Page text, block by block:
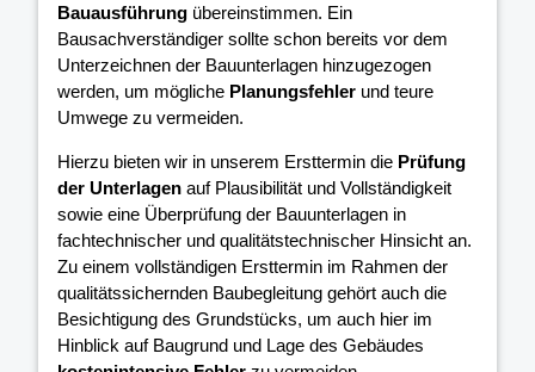
Bauausführung übereinstimmen. Ein
Bausachverständiger sollte schon bereits vor dem
Unterzeichnen der Bauunterlagen hinzugezogen
werden, um mögliche Planungsfehler und teure
Umwege zu vermeiden.
Hierzu bieten wir in unserem Ersttermin die Prüfung
der Unterlagen auf Plausibilität und Vollständigkeit
sowie eine Überprüfung der Bauunterlagen in
fachtechnischer und qualitätstechnischer Hinsicht an.
Zu einem vollständigen Ersttermin im Rahmen der
qualitätssichernden Baubegleitung gehört auch die
Besichtigung des Grundstücks, um auch hier im
Hinblick auf Baugrund und Lage des Gebäudes